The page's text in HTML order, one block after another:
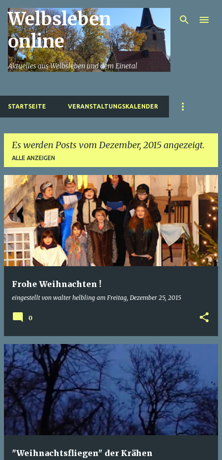
Direkt zum Hauptbereich
Welbsleben
online
Aktuelles aus Welbsleben und dem Einetal
STARTSEITE VERANSTALTUNGSKALENDER
Es werden Posts vom Dezember, 2015 angezeigt.
ALLE ANZEIGEN
P
o
s
t
s
Frohe Weihnachten !
eingestellt von walter helbling am Freitag, Dezember 25, 2015
0
"Weihnachtsfliegen" der Krähen